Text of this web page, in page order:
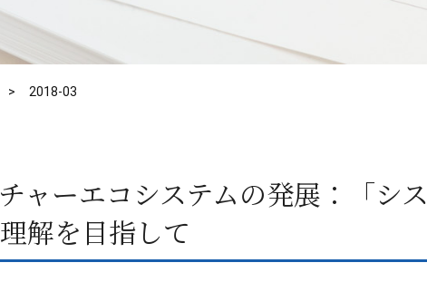
2018-03
ャーエコシステムの発展：「シス
解を目指して